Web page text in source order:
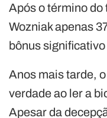
Após o término
Wozniak apenas
bônus
Anos mais tarde,
verdade ao ler a
Apesar da